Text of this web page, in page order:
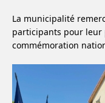
La municipalité
participants pour leur
commémoration